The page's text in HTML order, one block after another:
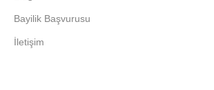
Bayilik Başvurusu
İletişim